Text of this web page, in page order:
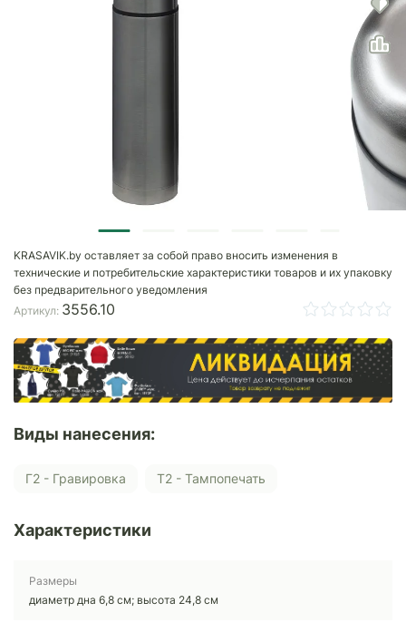
KRASAVIK.by оставляет за собой право вносить изменения в
технические и потребительские характеристики товаров и их упаковку
без предварительного уведомления
Артикул: 3556.10
Виды нанесения:
Г2 - Гравировка Т2 - Тампопечать
Характеристики
Размеры
диаметр дна 6,8 см; высота 24,8 см